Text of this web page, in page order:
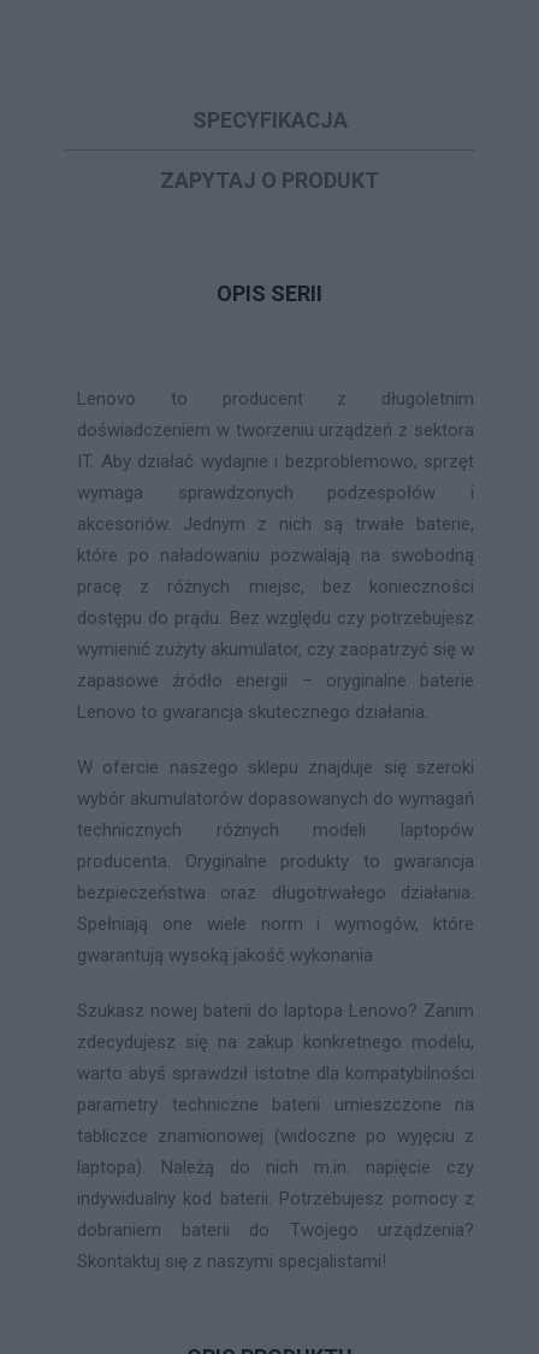
SPECYFIKACJA
ZAPYTAJ O PRODUKT
OPIS SERII
Lenovo to producent z długoletnim
doświadczeniem w tworzeniu urządzeń z sektora
IT. Aby działać wydajnie i bezproblemowo, sprzęt
wymaga sprawdzonych podzespołów i
akcesoriów. Jednym z nich są trwałe baterie,
które po naładowaniu pozwalają na swobodną
pracę z różnych miejsc, bez konieczności
dostępu do prądu. Bez względu czy potrzebujesz
wymienić zużyty akumulator, czy zaopatrzyć się w
zapasowe źródło energii – oryginalne baterie
Lenovo to gwarancja skutecznego działania.
W ofercie naszego sklepu znajduje się szeroki
wybór akumulatorów dopasowanych do wymagań
technicznych różnych modeli laptopów
producenta. Oryginalne produkty to gwarancja
bezpieczeństwa oraz długotrwałego działania.
Spełniają one wiele norm i wymogów, które
gwarantują wysoką jakość wykonania
Szukasz nowej baterii do laptopa Lenovo? Zanim
zdecydujesz się na zakup konkretnego modelu,
warto abyś sprawdził istotne dla kompatybilności
parametry techniczne baterii umieszczone na
tabliczce znamionowej (widoczne po wyjęciu z
laptopa). Należą do nich m.in. napięcie czy
indywidualny kod baterii. Potrzebujesz pomocy z
dobraniem baterii do Twojego urządzenia?
Skontaktuj się z naszymi specjalistami!